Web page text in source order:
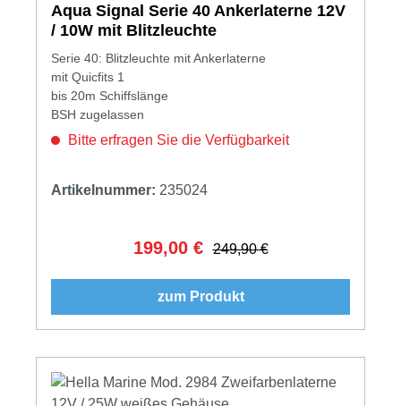
Aqua Signal Serie 40 Ankerlaterne 12V
/ 10W mit Blitzleuchte
Serie 40: Blitzleuchte mit Ankerlaterne
mit Quicfits 1
bis 20m Schiffslänge
BSH zugelassen
Bitte erfragen Sie die Verfügbarkeit
Artikelnummer: 235024
Verkaufspreis:
199,00 € Regulärer Preis:
249,90 €
zum Produkt